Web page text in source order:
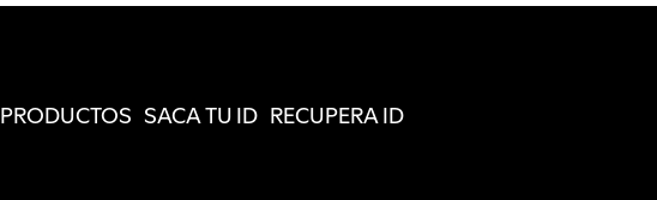
PRODUCTOS SACA TU ID RECUPERA ID